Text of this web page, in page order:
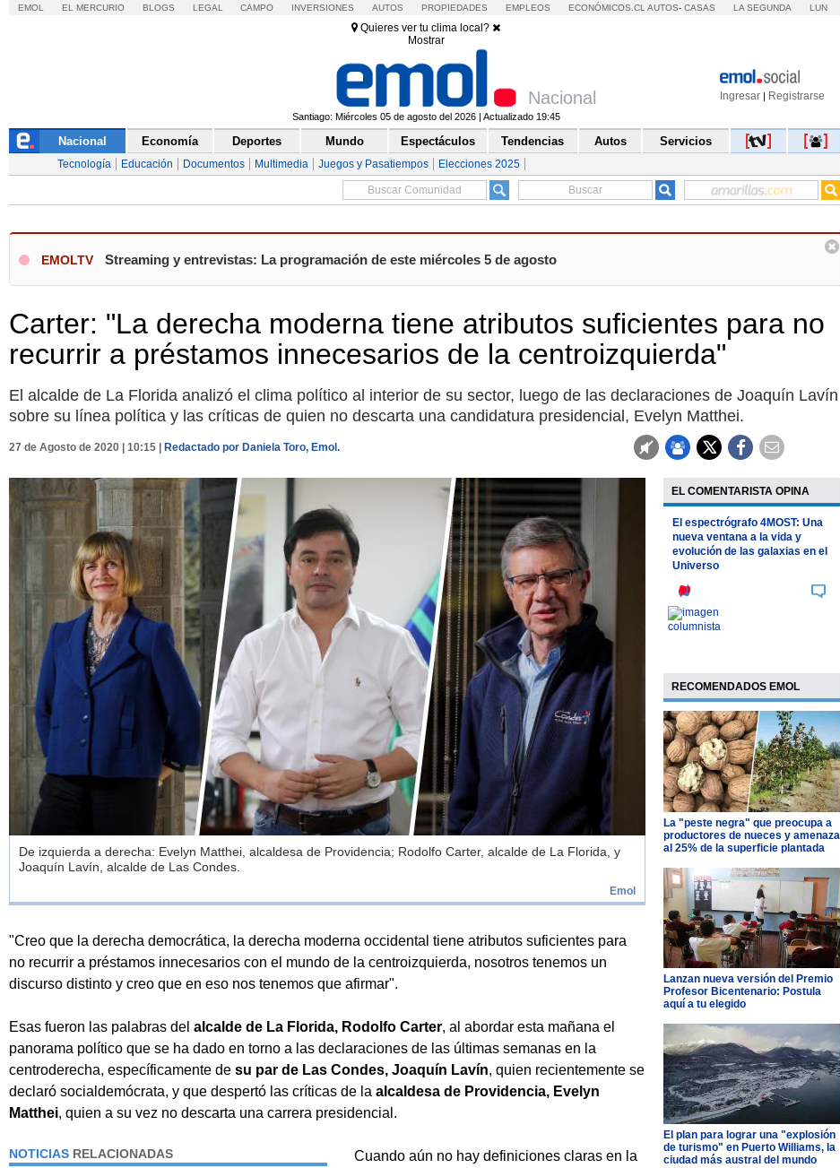
EMOL EL MERCURIO BLOGS LEGAL CAMPO INVERSIONES AUTOS PROPIEDADES EMPLEOS ECONÓMICOS.CL AUTOS- CASAS LA SEGUNDA LUN
Quieres ver tu clima local?
Mostrar
Ingresar | Registrarse
Nacional
Santiago: Miércoles 05 de agosto del 2026 | Actualizado 19:45
Nacional Economía Deportes Mundo Espectáculos Tendencias Autos Servicios
Tecnología Educación Documentos Multimedia Juegos y Pasatiempos Elecciones 2025
EMOLTV Streaming y entrevistas: La programación de este miércoles 5 de agosto
Carter: "La derecha moderna tiene atributos suficientes para no
recurrir a préstamos innecesarios de la centroizquierda"
El alcalde de La Florida analizó el clima político al interior de su sector, luego de las declaraciones de Joaquín Lavín
sobre su línea política y las críticas de quien no descarta una candidatura presidencial, Evelyn Matthei.
27 de Agosto de 2020 | 10:15 | Redactado por Daniela Toro, Emol.
De izquierda a derecha: Evelyn Matthei, alcaldesa de Providencia; Rodolfo Carter, alcalde de La Florida, y
Joaquín Lavín, alcalde de Las Condes.
Emol
"Creo que la derecha democrática, la derecha moderna occidental tiene atributos suficientes para
no recurrir a préstamos innecesarios con el mundo de la centroizquierda, nosotros tenemos un
discurso distinto y creo que en eso nos tenemos que afirmar".
Esas fueron las palabras del alcalde de La Florida, Rodolfo Carter, al abordar esta mañana el
panorama político que se ha dado en torno a las declaraciones de las últimas semanas en la
centroderecha, específicamente de su par de Las Condes, Joaquín Lavín, quien recientemente se
declaró socialdemócrata, y que despertó las críticas de la alcaldesa de Providencia, Evelyn
Matthei, quien a su vez no descarta una carrera presidencial.
NOTICIAS RELACIONADAS
Cuando aún no hay definiciones claras en la
EL COMENTARISTA OPINA
El espectrógrafo 4MOST: Una
nueva ventana a la vida y
evolución de las galaxias en el
Universo
RECOMENDADOS EMOL
La "peste negra" que preocupa a
productores de nueces y amenaza
al 25% de la superficie plantada
Lanzan nueva versión del Premio
Profesor Bicentenario: Postula
aquí a tu elegido
El plan para lograr una "explosión
de turismo" en Puerto Williams, la
ciudad más austral del mundo